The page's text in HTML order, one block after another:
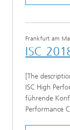
Frankfurt am
ISC
[The
ISC High
führende
Performance